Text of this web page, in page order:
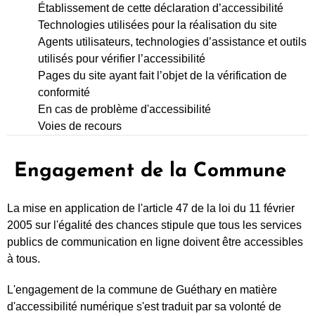
Établissement de cette déclaration d’accessibilité
Technologies utilisées pour la réalisation du site
Agents utilisateurs, technologies d’assistance et outils
utilisés pour vérifier l’accessibilité
Pages du site ayant fait l’objet de la vérification de
conformité
En cas de problème d'accessibilité
Voies de recours
Engagement de la Commune
La mise en application de l'article 47 de la loi du 11 février
2005 sur l'égalité des chances stipule que tous les services
publics de communication en ligne doivent être accessibles
à tous.
L'engagement de la commune de Guéthary en matière
d'accessibilité numérique s'est traduit par sa volonté de